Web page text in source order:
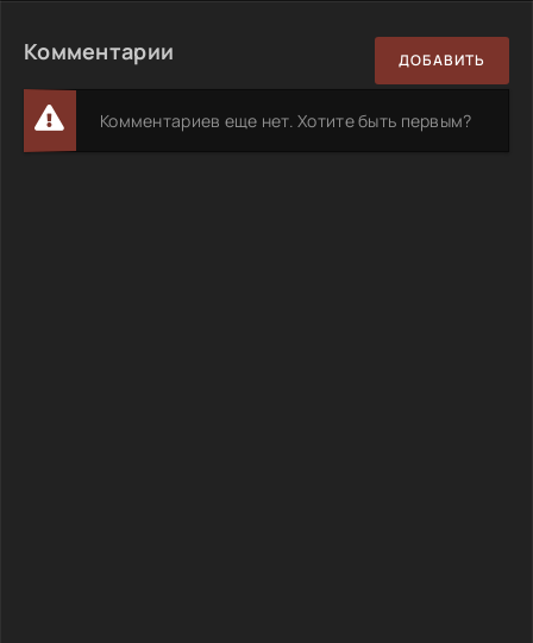
Комментарии ДОБАВИТЬ
Комментариев еще нет. Хотите быть первым?